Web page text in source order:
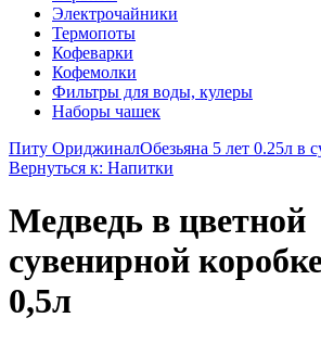
Электрочайники
Термопоты
Кофеварки
Кофемолки
Фильтры для воды, кулеры
Наборы чашек
Питу ОриджиналОбезьяна 5 лет 0.25л в
Вернуться к: Напитки
Медведь в цветной
сувенирной
0,5л